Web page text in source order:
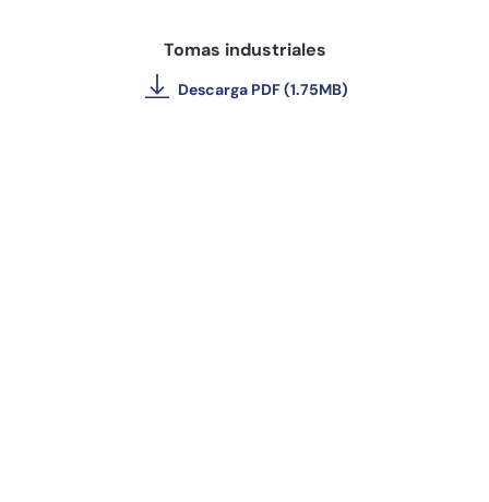
Tomas industriales
Descarga PDF (1.75MB)